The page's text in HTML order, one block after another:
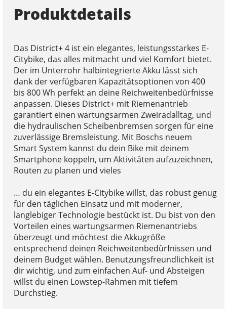
Produktdetails
Das District+ 4 ist ein elegantes, leistungsstarkes E-
Citybike, das alles mitmacht und viel Komfort bietet.
Der im Unterrohr halbintegrierte Akku lässt sich
dank der verfügbaren Kapazitätsoptionen von 400
bis 800 Wh perfekt an deine Reichweitenbedürfnisse
anpassen. Dieses District+ mit Riemenantrieb
garantiert einen wartungsarmen Zweiradalltag, und
die hydraulischen Scheibenbremsen sorgen für eine
zuverlässige Bremsleistung. Mit Boschs neuem
Smart System kannst du dein Bike mit deinem
Smartphone koppeln, um Aktivitäten aufzuzeichnen,
Routen zu planen und vieles
… du ein elegantes E-Citybike willst, das robust genug
für den täglichen Einsatz und mit moderner,
langlebiger Technologie bestückt ist. Du bist von den
Vorteilen eines wartungsarmen Riemenantriebs
überzeugt und möchtest die Akkugröße
entsprechend deinen Reichweitenbedürfnissen und
deinem Budget wählen. Benutzungsfreundlichkeit ist
dir wichtig, und zum einfachen Auf- und Absteigen
willst du einen Lowstep-Rahmen mit tiefem
Durchstieg.